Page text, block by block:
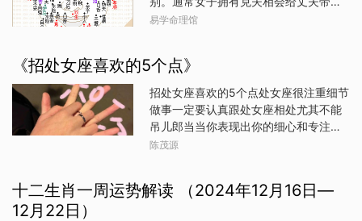
的朋友从1月25日开始，财运还不错，有
买的东西，还真是让人羡慕啊。欢欢喜
喜过新年，亲朋好友来团圆。大年三十
熬年夜
投资理财方面取得了丰厚的回报。无论
是正财还是偏财，都源源不断地涌入他
力。生肖龙生肖龙在近期也是好运连
势。根据权威机构发布的运势预测，属
龙人在职场上如鱼得水，能够充分发挥
自己的才能和潜力。他们不仅得到了上
司的赏识和同事的尊重，还成功获得了
也十分旺盛，无论是投资还是创业，都
能取得令人瞩目的成就。生肖猴生肖猴
厄运，使夫妻双方的感情破碎，家财散
异大吗？下面一起来了解下吧。一、额
头克夫痣都有哪些？额头痣：太阳穴部
位在相学上称做“迁移宫”，也称之为“驿
马宫”，可以显示出一个人的远行、旅
游、升迁及移民等讯息。额头暗示亲
情、整体运。这些痣其实也是预示着家
是损伤丈夫父母健康。2、九夫。克夫，
易学命理馆
《招处女座喜欢的5个点》
招处女座喜欢的5个点处女座很注重细节
做事一定要认真跟处女座相处尤其不能
吊儿郎当当你表现出你的细心和专注就
会让处女座更加欣赏你处女座喜欢实用
问题能开导他们在生活和工作上的一些
陈茂源
十二生肖一周运势解读 （2024年12月16日—
12月22日）